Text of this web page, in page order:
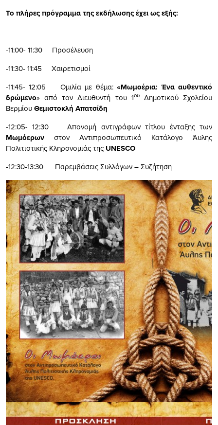
Το πλήρες πρόγραμμα της εκδήλωσης έχει ως εξής:
-11:00- 11:30 Προσέλευση
-11:30- 11:45 Χαιρετισμοί
-11:45- 12:05 Ομιλία με θέμα:«Μωμοέρια: Ένα αυθεντικό
δρώμενο» από τον Διευθυντή του 1ουΔημοτικού Σχολείου
ΒερμίουΘεμιστοκλή Απατσίδη
-12:05- 12:30 Απονομή αντιγράφων τίτλου ένταξης των
Μωμόερων στον Αντιπροσωπευτικό Κατάλογο Άυλης
Πολιτιστικής Κληρονομιάς της UNESCO
-12:30-13:30 Παρεμβάσεις Συλλόγων – Συζήτηση